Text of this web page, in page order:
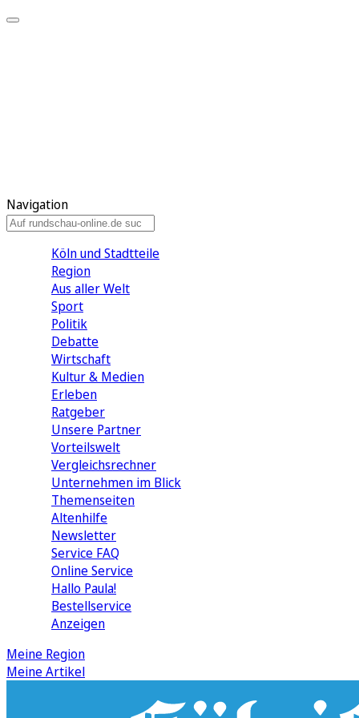
Navigation
Köln und Stadtteile
Region
Aus aller Welt
Sport
Politik
Debatte
Wirtschaft
Kultur & Medien
Erleben
Ratgeber
Unsere Partner
Vorteilswelt
Vergleichsrechner
Unternehmen im Blick
Themenseiten
Altenhilfe
Newsletter
Service FAQ
Online Service
Hallo Paula!
Bestellservice
Anzeigen
Meine Region
Meine Artikel